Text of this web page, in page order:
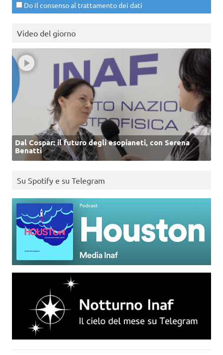
Do il consenso al trattamento dei dati
Video del giorno
Dal Cospar: il futuro degli esopianeti, con Serena
Benatti
Su Spotify e su Telegram